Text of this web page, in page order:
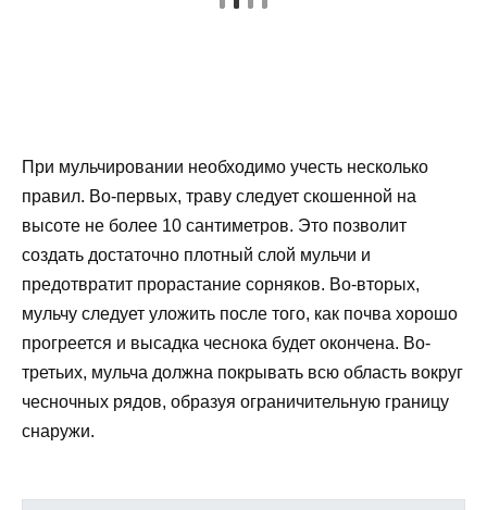
При мульчировании необходимо учесть несколько
правил. Во-первых, траву следует скошенной на
высоте не более 10 сантиметров. Это позволит
создать достаточно плотный слой мульчи и
предотвратит прорастание сорняков. Во-вторых,
мульчу следует уложить после того, как почва хорошо
прогреется и высадка чеснока будет окончена. Во-
третьих, мульча должна покрывать всю область вокруг
чесночных рядов, образуя ограничительную границу
снаружи.